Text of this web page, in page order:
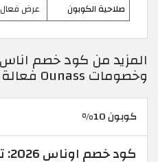
صلاحية الكوبون
عرض فعال
وخصومات Ounass فعالة 100%
كوبون 10%